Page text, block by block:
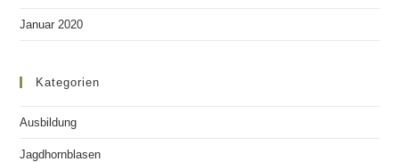
Januar 2020
Kategorien
Ausbildung
Jagdhornblasen